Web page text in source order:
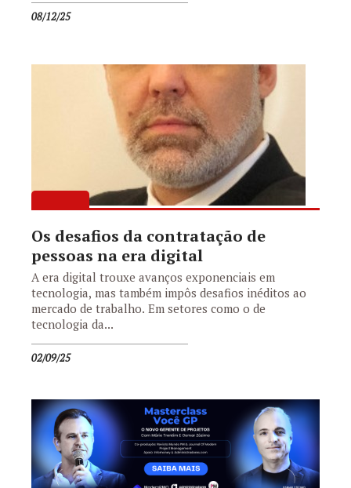
08/12/25
Os desafios da contratação de
pessoas na era digital
A era digital trouxe avanços exponenciais em
tecnologia, mas também impôs desafios inéditos ao
mercado de trabalho. Em setores como o de
tecnologia da...
02/09/25